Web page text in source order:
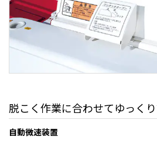
脱こく作業に合わせてゆっく
自動微速装置